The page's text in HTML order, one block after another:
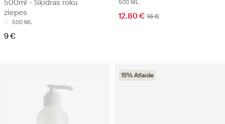
500ml - Šķidrās roku
ziepes
500 ML
9 €
500 ML
12.80 € 16 €
15% Atlaide